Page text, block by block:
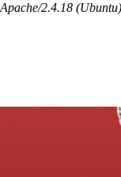
Apache/2.4.18